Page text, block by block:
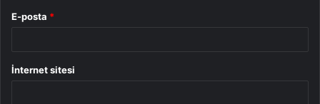
E-posta *
İnternet sitesi